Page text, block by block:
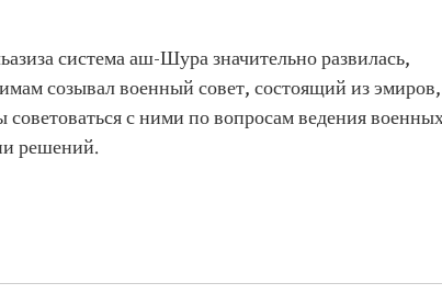
система аш-Шура значительно развилась,
созывал военный совет, состоящий из эмиров,
с ними по вопросам ведения
решений.